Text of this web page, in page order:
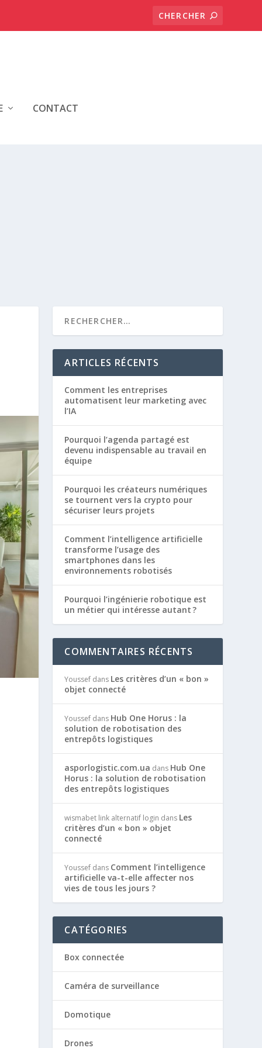
CONTACT
ARTICLES RÉCENTS
Comment les entreprises
automatisent leur marketing avec
l’IA
Pourquoi l’agenda partagé est
devenu indispensable au travail en
équipe
Pourquoi les créateurs numériques
se tournent vers la crypto pour
sécuriser leurs projets
Comment l’intelligence artificielle
transforme l’usage des
smartphones dans les
environnements robotisés
Pourquoi l’ingénierie robotique est
un métier qui intéresse autant ?
COMMENTAIRES RÉCENTS
Youssef dans Les critères d’un « bon »
objet connecté
Youssef dans Hub One Horus : la
solution de robotisation des
entrepôts logistiques
asporlogistic.com.ua dans Hub One
Horus : la solution de robotisation
des entrepôts logistiques
wismabet link alternatif login dans Les
critères d’un « bon » objet
connecté
Youssef dans Comment l’intelligence
artificielle va-t-elle affecter nos
vies de tous les jours ?
CATÉGORIES
Box connectée
Caméra de surveillance
Domotique
Drones